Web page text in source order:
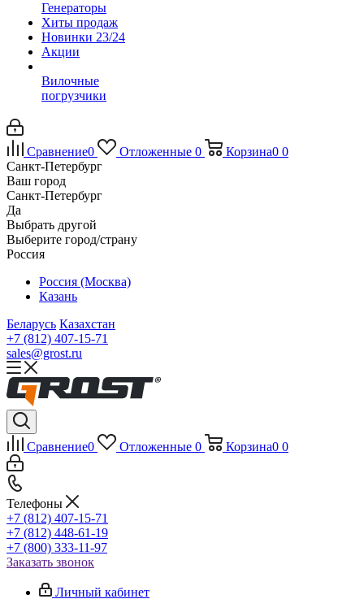
Генераторы
Хиты продаж
Новинки 23/24
Акции
Вилочные
погрузчики
Сравнение0 Отложенные 0 Корзина0 0
Санкт-Петербург
Ваш город
Санкт-Петербург
Да
Выбрать другой
Выберите город/страну
Россия
Россия (Москва)
Казань
Беларусь Казахстан
+7 (812) 407-15-71
sales@grost.ru
Сравнение0 Отложенные 0 Корзина0 0
Телефоны
+7 (812) 407-15-71
+7 (812) 448-61-19
+7 (800) 333-11-97
Заказать звонок
Личный кабинет